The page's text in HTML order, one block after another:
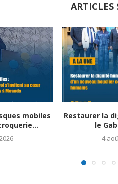
ARTICLES
mobiles
Restaurer la
le
4